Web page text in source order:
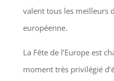
valent tous les meilleurs
européenne.
La Fête de l’Europe est
moment très privilégié